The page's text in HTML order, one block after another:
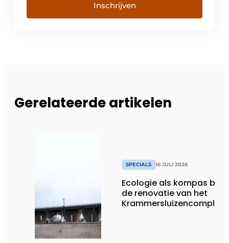
Inschrijven
Gerelateerde artikelen
SPECIALS 16 JULI 2026
Ecologie als kompas bij
de renovatie van het
Krammersluizencomplex